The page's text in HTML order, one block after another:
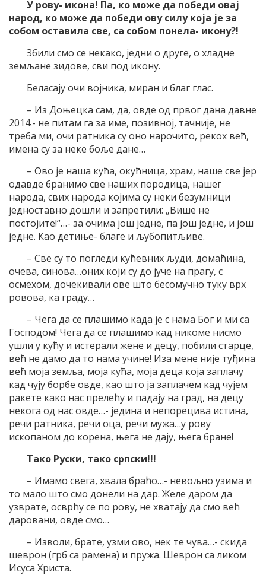
У рову- икона! Па, ко може да победи овај
народ, ко може да победи ову силу која је за
собом оставила све, са собом понела- икону?!
Збили смо се некако, једни о друге, о хладне
земљане зидове, сви под икону.
Беласају очи војника, миран и благ глас.
– Из Доњецка сам, да, овде од првог дана давне
2014.- не питам га за име, позивној, тачније, не
треба ми, очи ратника су оно нарочито, рекох већ,
имена су за неке боље дане…
– Ово је наша кућа, окућница, храм, наше све јер
одавде бранимо све наших породица, нашег
народа, свих народа којима су неки безумници
једноставно дошли и запретили: „Више не
постојите!“…- за очима још једне, па још једне, и још
једне. Као детиње- благе и љубопитљиве.
– Све су то погледи кућевних људи, домаћина,
очева, синова…оних који су до јуче на прагу, с
осмехом, дочекивали ове што бесомучно туку врх
ровова, ка граду…
– Чега да се плашимо када је с нама Бог и ми са
Господом! Чега да се плашимо кад никоме нисмо
ушли у кућу и истерали жене и децу, побили старце,
већ не дамо да то нама учине! Иза мене није туђина
већ моја земља, моја кућа, моја деца која заплачу
кад чују борбе овде, као што ја заплачем кад чујем
ракете како нас прелећу и падају на град, на децу
некога од нас овде…- једина и непорецива истина,
речи ратника, речи оца, речи мужа…у рову
ископаном до корена, њега не дају, њега бране!
Тако Руски, тако српски!!!
– Имамо свега, хвала браћо…- невољно узима и
то мало што смо донели на дар. Желе даром да
узврате, осврћу се по рову, не хватају да смо већ
даровани, овде смо…
– Изволи, брате, узми ово, нек те чува…- скида
шеврон (грб са рамена) и пружа. Шеврон са ликом
Исуса Христа.